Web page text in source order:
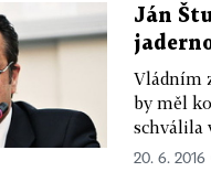
Ján
Vládním
by měl
schválila
20. 6. 2016